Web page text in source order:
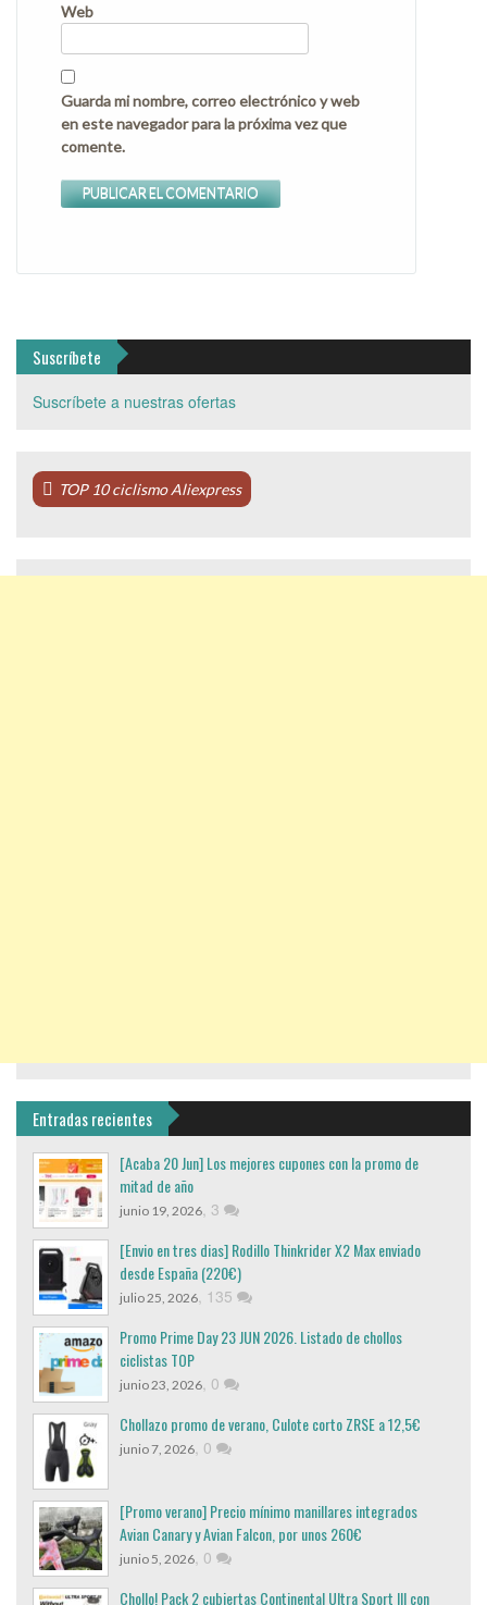
Web
Guarda mi nombre, correo electrónico y web
en este navegador para la próxima vez que
comente.
Suscríbete
Suscríbete a nuestras ofertas
TOP 10 ciclismo Aliexpress
Entradas recientes
[Acaba 20 Jun] Los mejores cupones con la promo de
mitad de año
junio 19, 2026 3
[Envio en tres dias] Rodillo Thinkrider X2 Max enviado
desde España (220€)
julio 25, 2026 135
Promo Prime Day 23 JUN 2026. Listado de chollos
ciclistas TOP
junio 23, 2026 0
Chollazo promo de verano, Culote corto ZRSE a 12,5€
junio 7, 2026 0
[Promo verano] Precio mínimo manillares integrados
Avian Canary y Avian Falcon, por unos 260€
junio 5, 2026 0
Chollo! Pack 2 cubiertas Continental Ultra Sport III con